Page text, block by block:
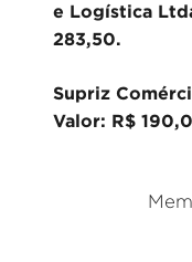
e Logística
283,50.
Supriz
Valor: R$